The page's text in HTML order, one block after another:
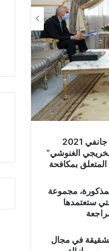
قدم السيد “منير كسيكسي” رئيس اللجنة الوطنية لمكافحة الإرهاب يوم الجمعة 29 جانفي 2021
إلى 2019 إلى السيد “راشد الخريجي الغنوشي”
رئيس مجلس نواب الشعب طبقا للفصل 70 من القانون الأساسي عدد 26 لسنة 2015 المتعلق بمكافحة
مجموعة
ستعتمدها
في مجال